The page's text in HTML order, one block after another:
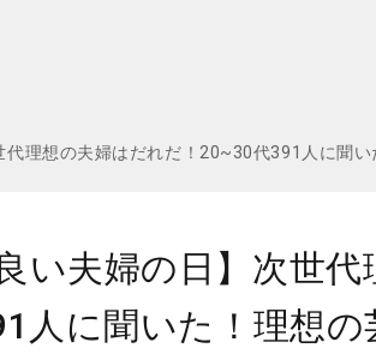
代理想の夫婦はだれだ！20~30代391人に聞
い夫婦の日】次世
人に聞いた！理想